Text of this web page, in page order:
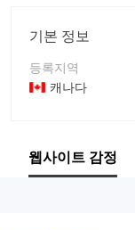
기본 정보
등록지역
캐나다
회사 전체 이름
웹사이트 감정